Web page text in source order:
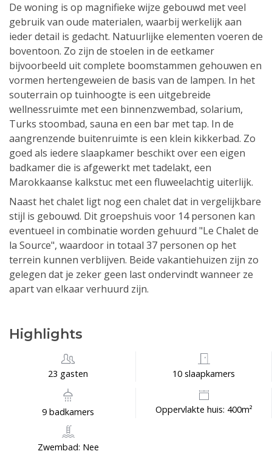
De woning is op magnifieke wijze gebouwd met veel
gebruik van oude materialen, waarbij werkelijk aan
ieder detail is gedacht. Natuurlijke elementen voeren de
boventoon. Zo zijn de stoelen in de eetkamer
bijvoorbeeld uit complete boomstammen gehouwen en
vormen hertengeweien de basis van de lampen. In het
souterrain op tuinhoogte is een uitgebreide
wellnessruimte met een binnenzwembad, solarium,
Turks stoombad, sauna en een bar met tap. In de
aangrenzende buitenruimte is een klein kikkerbad. Zo
goed als iedere slaapkamer beschikt over een eigen
badkamer die is afgewerkt met tadelakt, een
Marokkaanse kalkstuc met een fluweelachtig uiterlijk.
Naast het chalet ligt nog een chalet dat in vergelijkbare
stijl is gebouwd. Dit groepshuis voor 14 personen kan
eventueel in combinatie worden gehuurd "Le Chalet de
la Source", waardoor in totaal 37 personen op het
terrein kunnen verblijven. Beide vakantiehuizen zijn zo
gelegen dat je zeker geen last ondervindt wanneer ze
apart van elkaar verhuurd zijn.
Highlights
23 gasten 10 slaapkamers
9 badkamers Oppervlakte huis: 400m²
Zwembad: Nee